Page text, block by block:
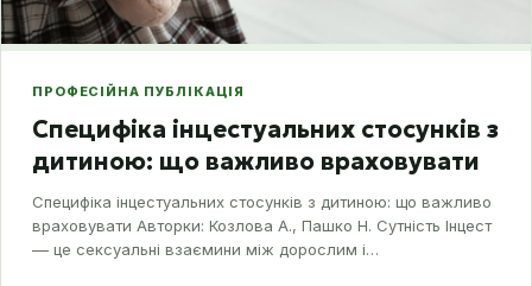
ПРОФЕСІЙНА ПУБЛІКАЦІЯ
Специфіка інцестуальних стосунків з
дитиною: що важливо враховувати
Специфіка інцестуальних стосунків з дитиною: що важливо
враховувати Авторки: Козлова А., Пашко Н. Сутність Інцест
–– це сексуальні взаємини між дорослим і…